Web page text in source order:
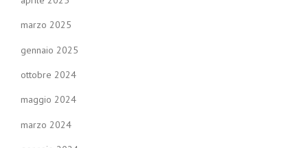
marzo 2025
gennaio 2025
ottobre 2024
maggio 2024
marzo 2024